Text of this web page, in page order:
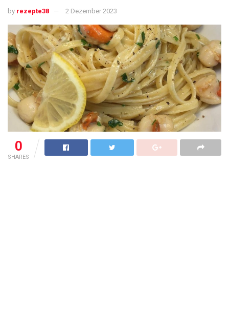
by rezepte38 2 Dezember 2023
0
SHARES